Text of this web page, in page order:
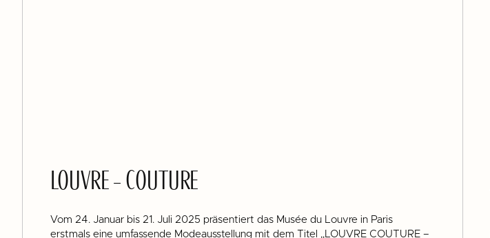
LOUVRE – COUTURE
Vom 24. Januar bis 21. Juli 2025 präsentiert das Musée du Louvre in Paris
erstmals eine umfassende Modeausstellung mit dem Titel „LOUVRE COUTURE –